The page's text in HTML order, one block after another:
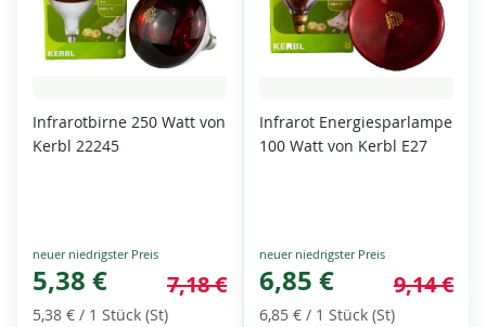
Infrarotbirne 250 Watt von
Kerbl 22245
Special
Price
5,38 € 7,18 €
5,38 € / 1 Stück (St)
Infrarot Energiesparlampe
100 Watt von Kerbl E27
Special
Price
6,85 € 9,14 €
6,85 € / 1 Stück (St)